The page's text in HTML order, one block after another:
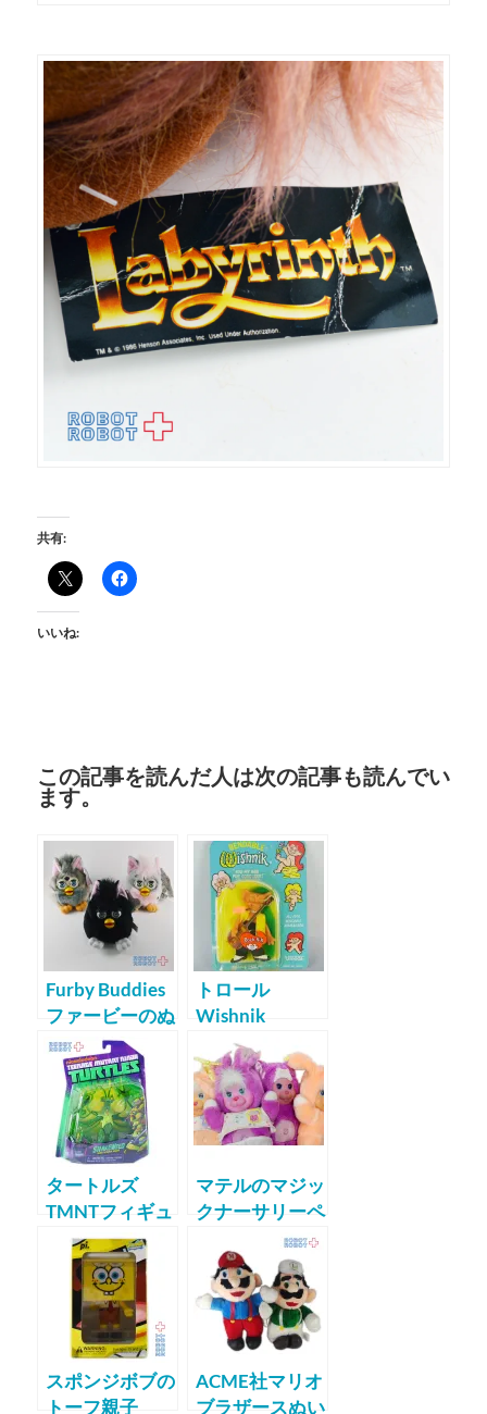
共有:
いいね:
この記事を読んだ人は次の記事も読んでい
ます。
Furby Buddies
ファービーのぬ
いぐるみ
トロール
Wishnik
BENDABLE
タートルズ
TMNTフィギュ
マテルのマジッ
クナーサリーペ
スポンジボブの
トーフ親子
ACME社マリオ
ブラザースぬい